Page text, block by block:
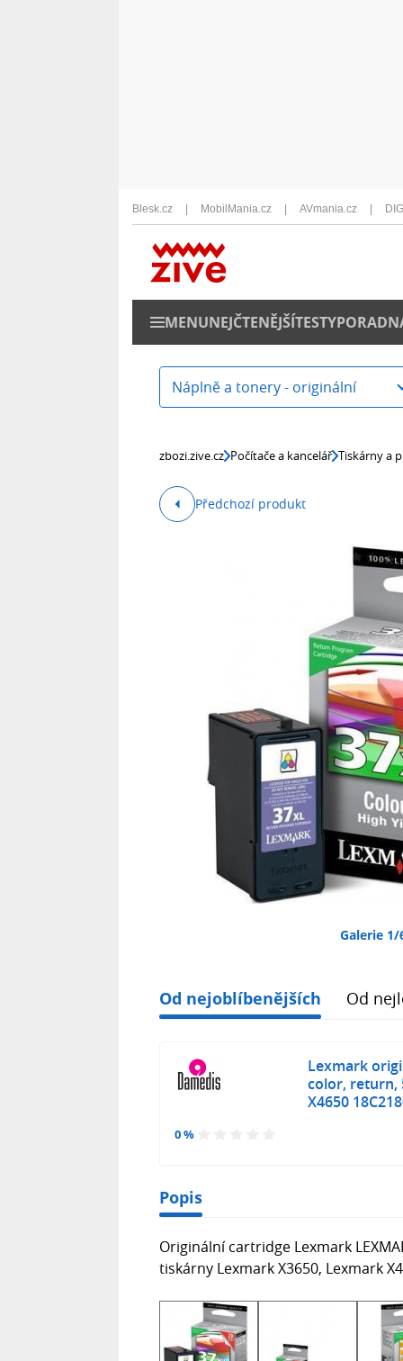
Blesk.cz MobilMania.cz AVmania.cz
MENUNEJČTENĚJŠÍTESTY
Náplně a tonery - originální
zbozi.zive.cz Počítače a kancelář Tiskárny a
Předchozí produkt
Galerie 1/
Od nejoblíbenějších Od
0 %
Lexmark
color, return,
X4650
Popis
Originální cartridge Lexmark
tiskárny Lexmark X3650, Lexmark